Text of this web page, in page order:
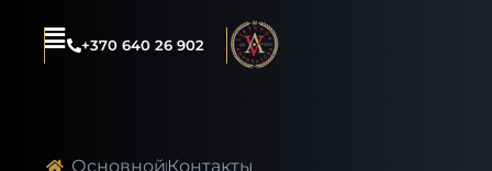
+370 640 26 902
ОсновнойКонтакты